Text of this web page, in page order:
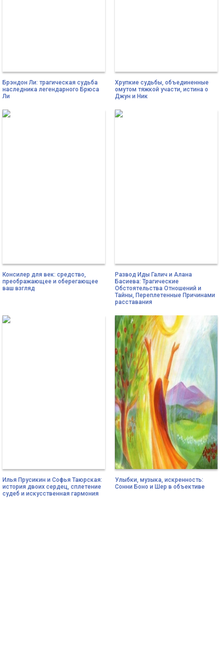
Брэндон Ли: трагическая судьба
наследника легендарного Брюса
Ли
Хрупкие судьбы, объединенные
омутом тяжкой участи, истина о
Джун и Ник
Консилер для век: средство,
преображающее и оберегающее
ваш взгляд
Развод Иды Галич и Алана
Басиева: Трагические
Обстоятельства Отношений и
Тайны, Переплетенные Причинами
расставания
Илья Прусикин и Софья Таюрская:
история двоих сердец, сплетение
судеб и искусственная гармония
Улыбки, музыка, искренность:
Сонни Боно и Шер в объективе